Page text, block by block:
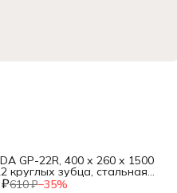
610 ₽−35%
GP-22R, 400 х 260 х 1500
круглых зубца, стальная
часть, черенок из дерева